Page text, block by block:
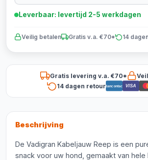
Leverbaar: levertijd 2-5 werkdagen
Veilig betalen Gratis v.a. €70* 14
Gratis levering v.a. €70*
14 dagen retourBancontact VISA
Beschrijving
De Vadigran Kabeljauw Reep is een
snack voor uw hond, gemaakt van hele